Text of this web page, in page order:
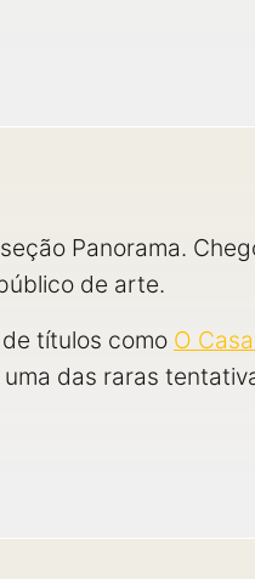
Panorama.
de arte.
títulos como O
uma das raras